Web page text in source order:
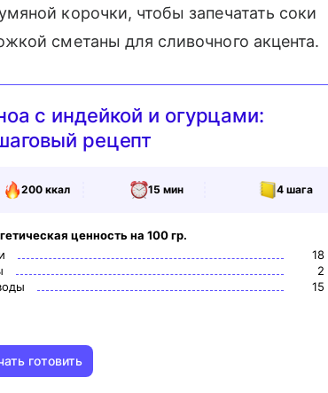
корочки, чтобы запечатать соки
сметаны для сливочного акцента.
с индейкой и огурцами:
рецепт
200ккал 15 мин 4 шага
ценность на 100 гр.
18
2
15
готовить